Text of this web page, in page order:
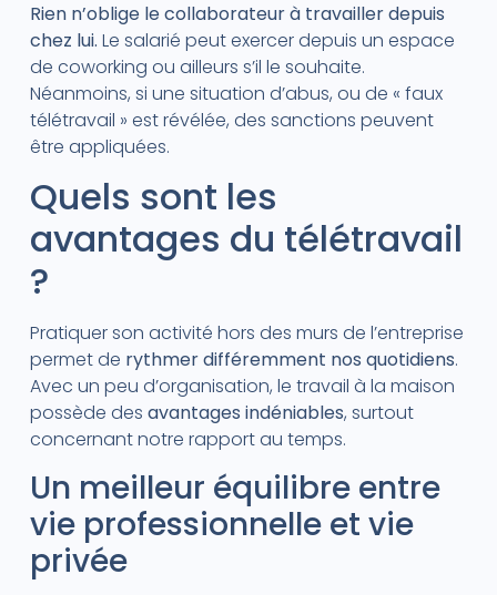
Rien n’oblige le collaborateur à travailler depuis
chez lui. Le salarié peut exercer depuis un espace
de coworking ou ailleurs s’il le souhaite.
Néanmoins, si une situation d’abus, ou de « faux
télétravail » est révélée, des sanctions peuvent
être appliquées.
Quels sont les
avantages du télétravail
?
Pratiquer son activité hors des murs de l’entreprise
permet de rythmer différemment nos quotidiens.
Avec un peu d’organisation, le travail à la maison
possède des avantages indéniables, surtout
concernant notre rapport au temps.
Un meilleur équilibre entre
vie professionnelle et vie
privée